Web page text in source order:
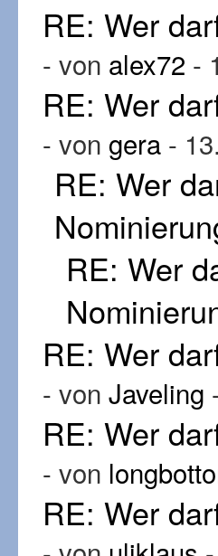
RE: Wer
- von alex72 -
RE: Wer
- von gera -
RE: Wer
RE: Wer
RE: Wer
- von Javeling
RE: Wer
- von
RE: Wer